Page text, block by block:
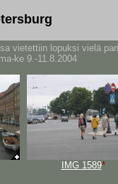
vietettiin lopuksi vielä pari
ke 9.-11.8.2004
IMG 1589*